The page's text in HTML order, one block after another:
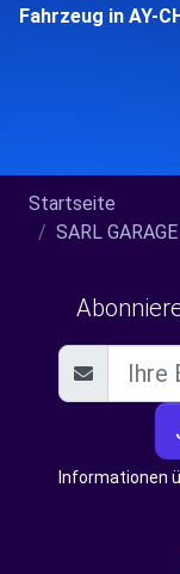
Fahrzeug in AY-
Startseite
SARL
Informationen